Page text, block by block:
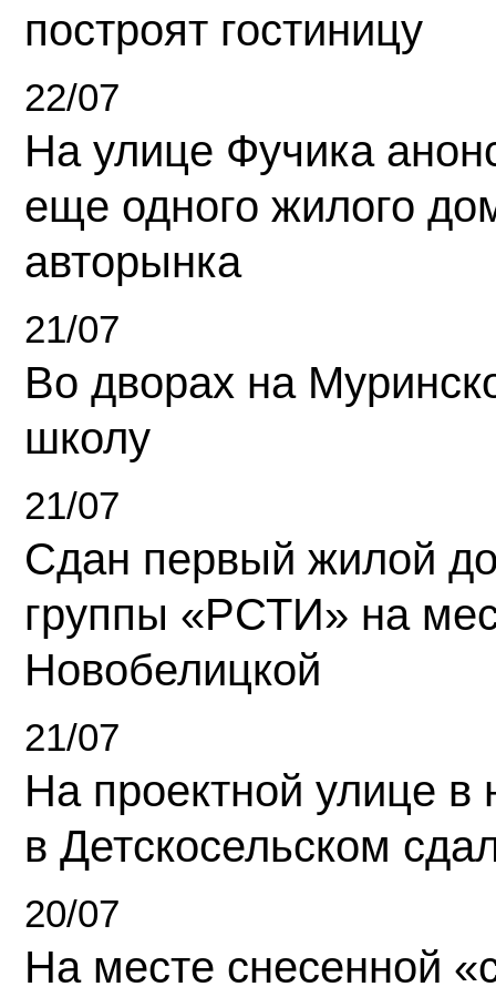
построят гостиницу
22/07
На улице Фучика
еще одного жилого
авторынка
21/07
Во дворах на
школу
21/07
Сдан первый жилой
группы «РСТИ» на
Новобелицкой
21/07
На проектной улице
в Детскосельском
20/07
На месте снесенной